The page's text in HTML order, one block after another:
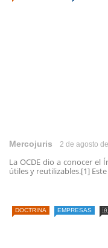
Mercojuris 2 de agosto
La OCDE dio a conocer el
útiles y reutilizables.[1]
DOCTRINA EMPRESAS